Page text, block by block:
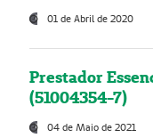
01 de Abril de 2020
Prestador
(51004354-7)
04 de Maio de 2021